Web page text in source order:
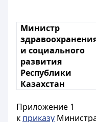
Министр
и социального
развития
Республики
Казахстан
Приложение 1
к приказу